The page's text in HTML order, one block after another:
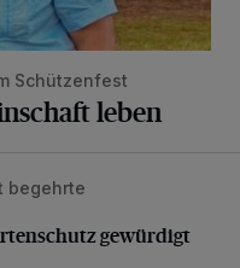
Schützenfest
leben
gewürdigt
begehrte
gewürdigt